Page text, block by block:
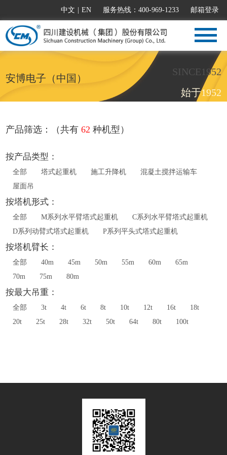
中文 EN 服务热线：400-969-1233 邮箱登录
安博电子（中国）
SINCE1952
始于1952
产品筛选：（共有62 种机型）
按产品类型：
全部 塔式起重机 施工升降机
混凝土搅拌运输车
屋面吊
按塔机形式：
全部 M系列水平臂塔式起重机
C系列水平臂塔式起重机
D系列动臂式塔式起重机
P系列平头式塔式起重机
按塔机臂长：
全部 40m 45m 50m 55m 60m
65m
70m
75m 80m
按最大吊重：
全部 3t 4t 6t 8t 10t 12t 16t
18t
20t
25t 28t 32t 50t 64t 80t 100t